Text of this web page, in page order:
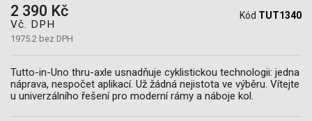
2 390 Kč
Vč. DPH
1975.2 bez DPH
Kód TUT1340
Tutto-in-Uno thru-axle usnadňuje cyklistickou technologii: jedna
náprava, nespočet aplikací. Už žádná nejistota ve výběru. Vítejte
u univerzálního řešení pro moderní rámy a náboje kol.